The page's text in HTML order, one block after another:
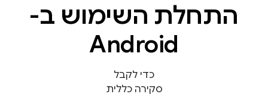
התחלת השימוש ב-
Android
כדי לקבל
סקירה כללית